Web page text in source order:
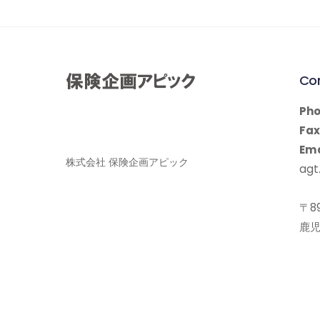
株式会社 保険企画アピック
〒
鹿